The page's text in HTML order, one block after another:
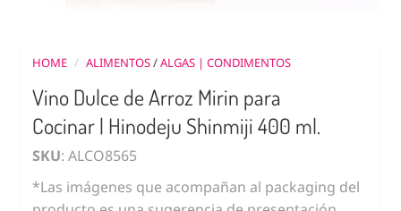
HOME / ALIMENTOS/ALGAS | CONDIMENTOS
Vino Dulce de Arroz Mirin para
Cocinar | Hinodeju Shinmiji 400 ml.
SKU: ALCO8565
*Las imágenes que acompañan al packaging del